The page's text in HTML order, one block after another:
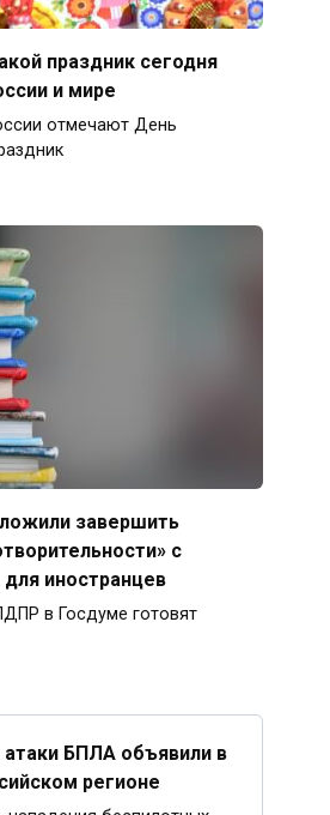
праздник сегодня
и мире
отмечают День
завершить
с
иностранцев
в Госдуме готовят
атаки БПЛА объявили в
регионе